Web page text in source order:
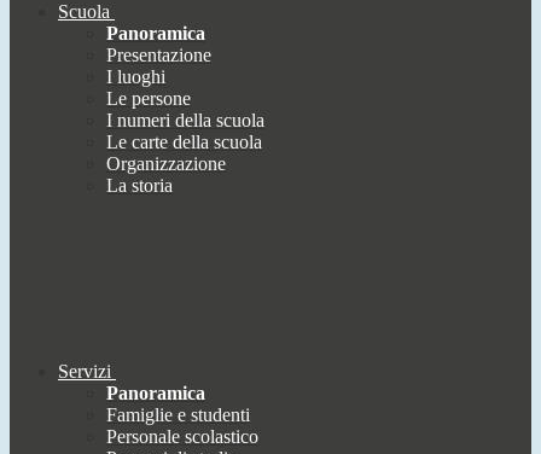
Scuola
Panoramica
Presentazione
I luoghi
Le persone
I numeri della scuola
Le carte della scuola
Organizzazione
La storia
Servizi
Panoramica
Famiglie e studenti
Personale scolastico